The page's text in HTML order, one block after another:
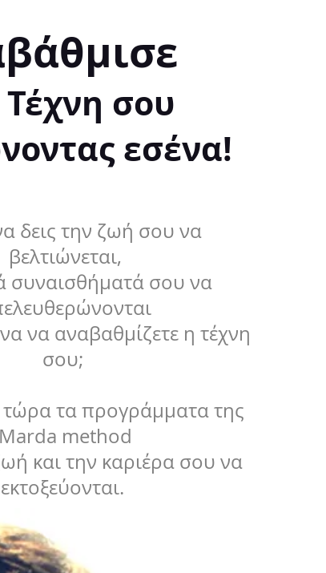
σου
εσένα!
δεις την ζωή σου να
βελτιώνεται,
συναισθήματά σου να
να αναβαθμίζετε η τέχνη
σου;
τα προγράμματα της
Marda method
και την καριέρα σου να
εκτοξεύονται.